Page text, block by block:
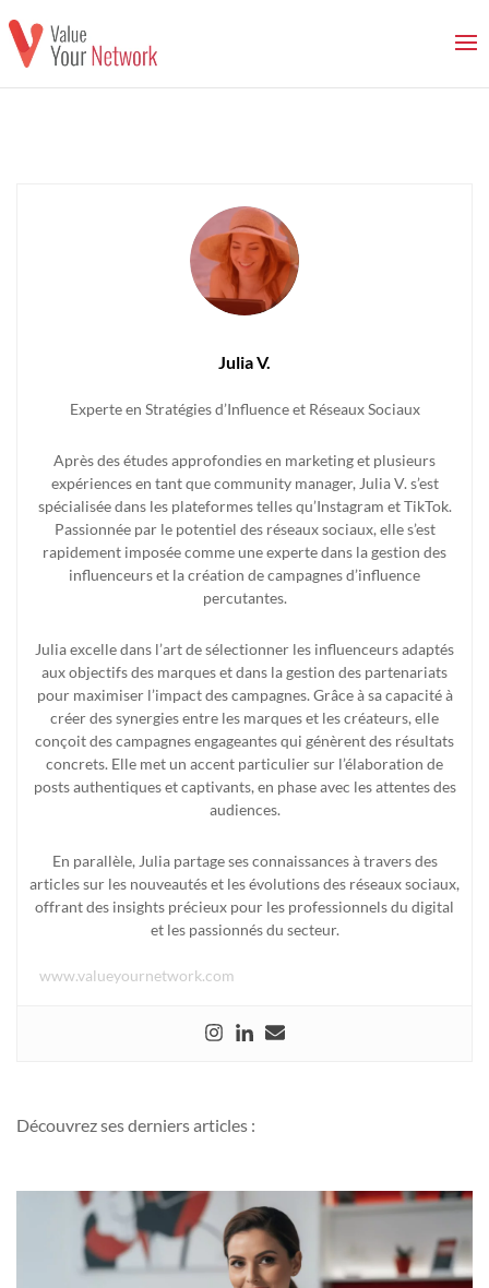
Julia V.
Experte en Stratégies d’Influence et Réseaux Sociaux
Après des études approfondies en marketing et plusieurs
expériences en tant que community manager, Julia V. s’est
spécialisée dans les plateformes telles qu’Instagram et TikTok.
Passionnée par le potentiel des réseaux sociaux, elle s’est
rapidement imposée comme une experte dans la gestion des
influenceurs et la création de campagnes d’influence
percutantes.
Julia excelle dans l’art de sélectionner les influenceurs adaptés
aux objectifs des marques et dans la gestion des partenariats
pour maximiser l’impact des campagnes. Grâce à sa capacité à
créer des synergies entre les marques et les créateurs, elle
conçoit des campagnes engageantes qui génèrent des résultats
concrets. Elle met un accent particulier sur l’élaboration de
posts authentiques et captivants, en phase avec les attentes des
audiences.
En parallèle, Julia partage ses connaissances à travers des
articles sur les nouveautés et les évolutions des réseaux sociaux,
offrant des insights précieux pour les professionnels du digital
et les passionnés du secteur.
www.valueyournetwork.com
Découvrez ses derniers articles :